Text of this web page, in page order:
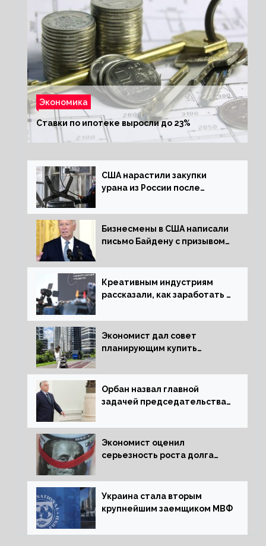
Экономика
Ставки по ипотеке выросли до 23%
США нарастили закупки
урана из России после
Бизнесмены в США написали
письмо Байдену с призывом
Креативным индустриям
рассказали, как заработать 2
экономики
Экономист дал совет
планирующим купить
Орбан назвал главной
задачей председательства
за мир
Экономист оценил
серьезность роста долга
Украина стала вторым
крупнейшим заемщиком МВФ